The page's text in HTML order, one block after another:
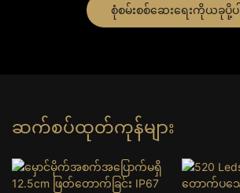
စုံစမ်းစစ်ဆေးရေးကိုယခုပို့ပါ
ဆက်စပ်ထုတ်ကုန်များ